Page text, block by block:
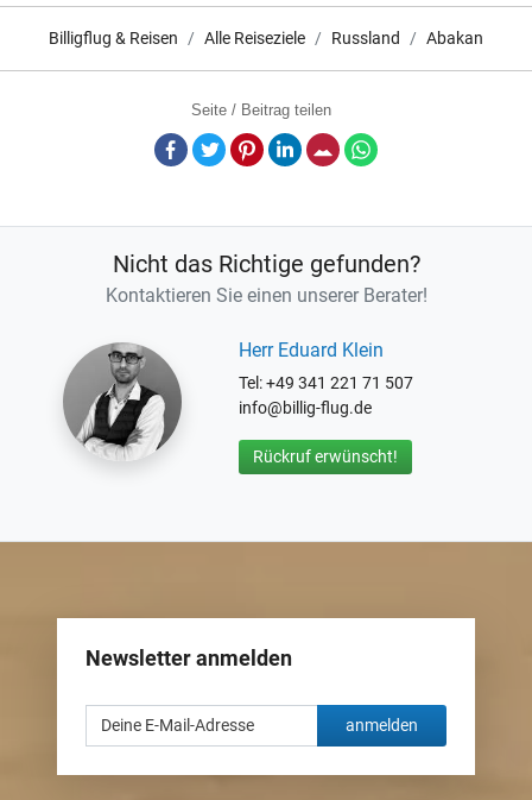
Billigflug & Reisen Alle Reiseziele Russland Abakan
Seite / Beitrag teilen
Facebook
TwitterPinterestLinkedInE-Mail
Nicht das Richtige gefunden?
Kontaktieren Sie einen unserer Berater!
Herr Eduard Klein
Tel: +49 341 221 71 507
info@billig-flug.de
Rückruf erwünscht!
Newsletter anmelden
anmelden